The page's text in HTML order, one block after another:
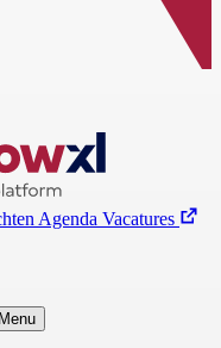
Agenda Vacatures
Menu